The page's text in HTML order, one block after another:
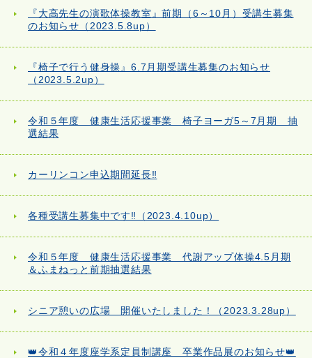
『大高先生の演歌体操教室』前期（6～10月）受講生募集
のお知らせ（2023.5.8up）
『椅子で行う健身操』6.7月期受講生募集のお知らせ
（2023.5.2up）
令和５年度 健康生活応援事業 椅子ヨーガ5～7月期 抽
選結果
カーリンコン申込期間延長‼
各種受講生募集中です‼（2023.4.10up）
令和５年度 健康生活応援事業 代謝アップ体操4.5月期
＆ふまねっと前期抽選結果
シニア憩いの広場 開催いたしました！（2023.3.28up）
👑令和４年度座学系定員制講座 卒業作品展のお知らせ👑